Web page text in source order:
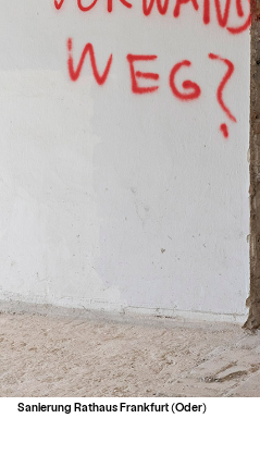
Sanierung Rathaus Frankfurt (Oder)